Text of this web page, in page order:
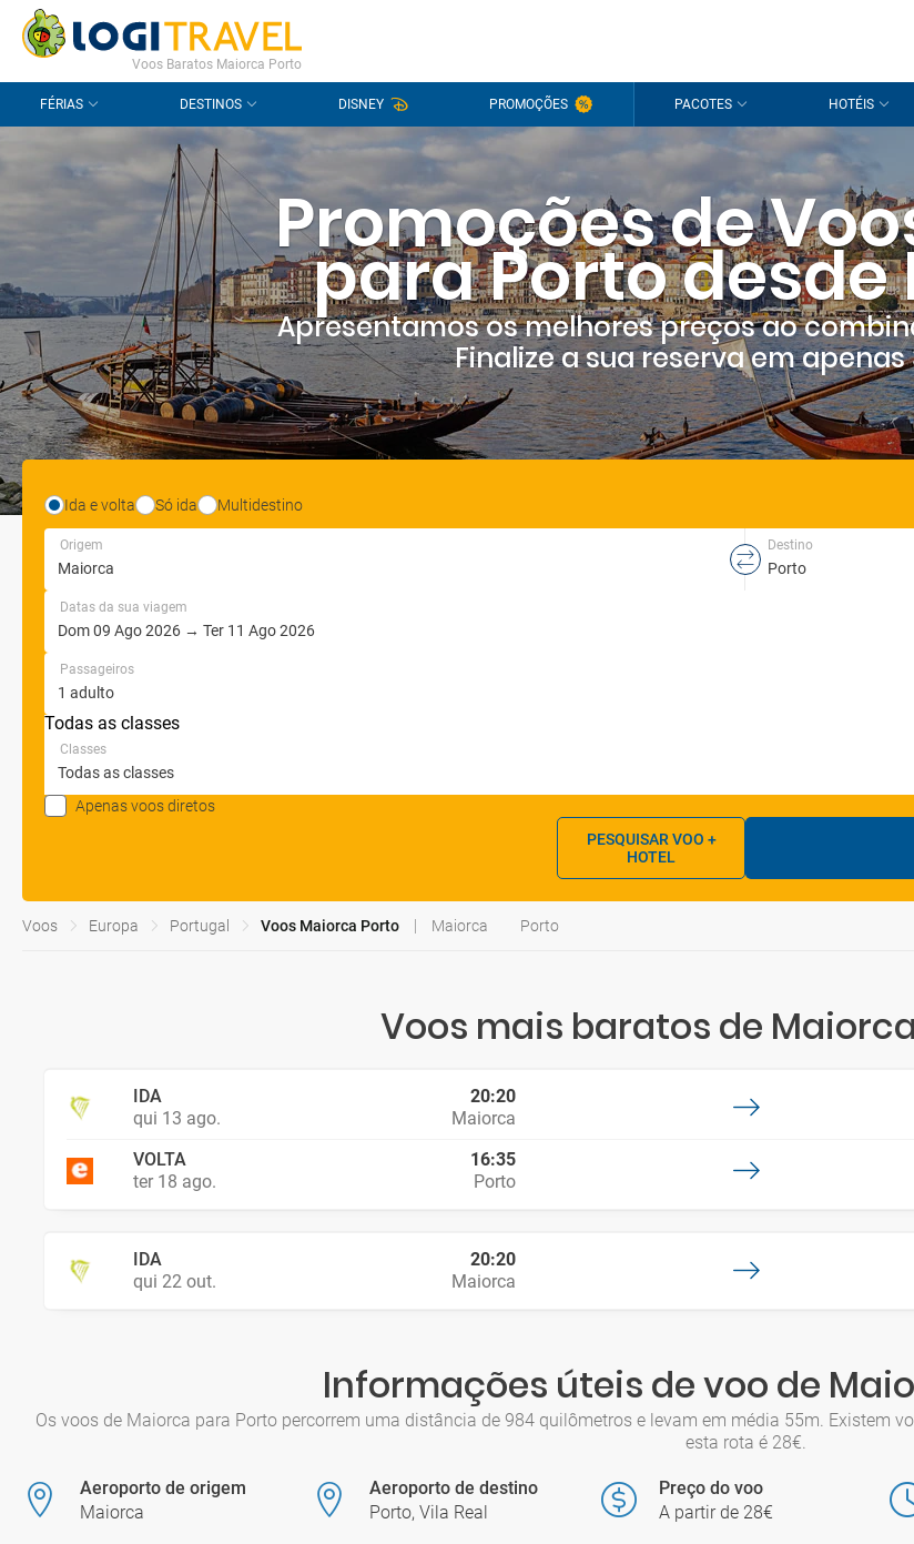
CONTACTO PERGUNTAS FREQUENTES
Voos Baratos Maiorca Porto
FÉRIAS DESTINOS DISNEY PROMOÇÕES PACOTES HOTÉIS
Promoções de
para Porto
Apresentamos os melhores preços ao
Finalize a sua reserva em apenas
Ida e volta Só ida Multidestino
Origem Destino
Datas da sua viagem
Passageiros
Todas as classes
Classes
Apenas voos diretos
PESQUISAR VOO +
HOTEL
Voos Europa Portugal Voos Maiorca Porto Maiorca Porto
Voos mais baratos de
IDA
qui 13 ago.
20:20
Maiorca
VOLTA
ter 18 ago.
16:35
Porto
IDA
qui 22 out.
20:20
Maiorca
Informações úteis de voo de
Os voos de Maiorca para Porto percorrem uma distância de 984 quilômetros e levam em média 55m. Existem
esta rota é 28€.
Aeroporto de origem
Maiorca
Aeroporto de destino
Porto, Vila Real
Preço do voo
A partir de 28€